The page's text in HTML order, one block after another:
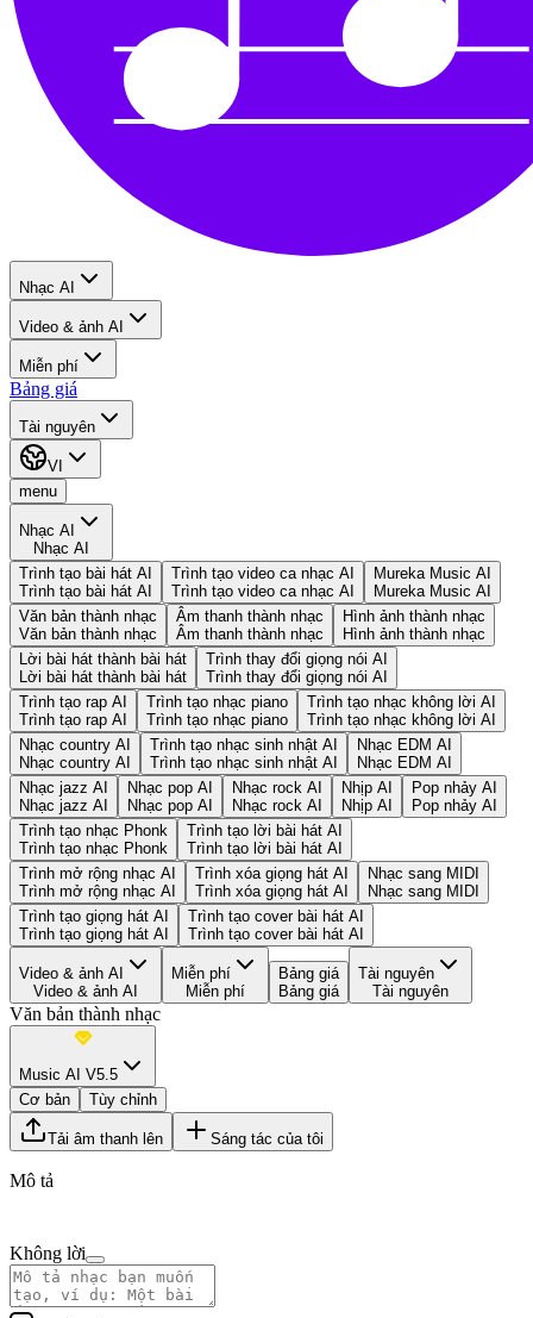
Nhạc AI
Video & ảnh AI
Miễn phí
Bảng giá
Tài nguyên
VI
menu
Nhạc AI
Nhạc AI
Trình tạo bài hát AI
Trình tạo bài hát AI
Trình tạo video ca nhạc AI
Trình tạo video ca nhạc AI
Mureka Music AI
Mureka Music AI
Văn bản thành nhạc
Văn bản thành nhạc
Âm thanh thành nhạc
Âm thanh thành nhạc
Hình ảnh thành nhạc
Hình ảnh thành nhạc
Lời bài hát thành bài hát
Lời bài hát thành bài hát
Trình thay đổi giọng nói AI
Trình thay đổi giọng nói AI
Trình tạo rap AI
Trình tạo rap AI
Trình tạo nhạc piano
Trình tạo nhạc piano
Trình tạo nhạc không lời AI
Trình tạo nhạc không lời AI
Nhạc country AI
Nhạc country AI
Trình tạo nhạc sinh nhật AI
Trình tạo nhạc sinh nhật AI
Nhạc EDM AI
Nhạc EDM AI
Nhạc jazz AI
Nhạc jazz AI
Nhạc pop AI
Nhạc pop AI
Nhạc rock AI
Nhạc rock AI
Nhịp AI
Nhịp AI
Pop nhảy AI
Pop nhảy AI
Trình tạo nhạc Phonk
Trình tạo nhạc Phonk
Trình tạo lời bài hát AI
Trình tạo lời bài hát AI
Trình mở rộng nhạc AI
Trình mở rộng nhạc AI
Trình xóa giọng hát AI
Trình xóa giọng hát AI
Nhạc sang MIDI
Nhạc sang MIDI
Trình tạo giọng hát AI
Trình tạo giọng hát AI
Trình tạo cover bài hát AI
Trình tạo cover bài hát AI
Video & ảnh AI
Video & ảnh AI
Miễn phí
Miễn phí
Bảng giá
Bảng giá
Tài nguyên
Tài nguyên
Văn bản thành nhạc
Music AI V5.5
Cơ bản
Tùy chỉnh
Tải âm thanh lên Sáng tác của tôi
Mô tả
Không lời